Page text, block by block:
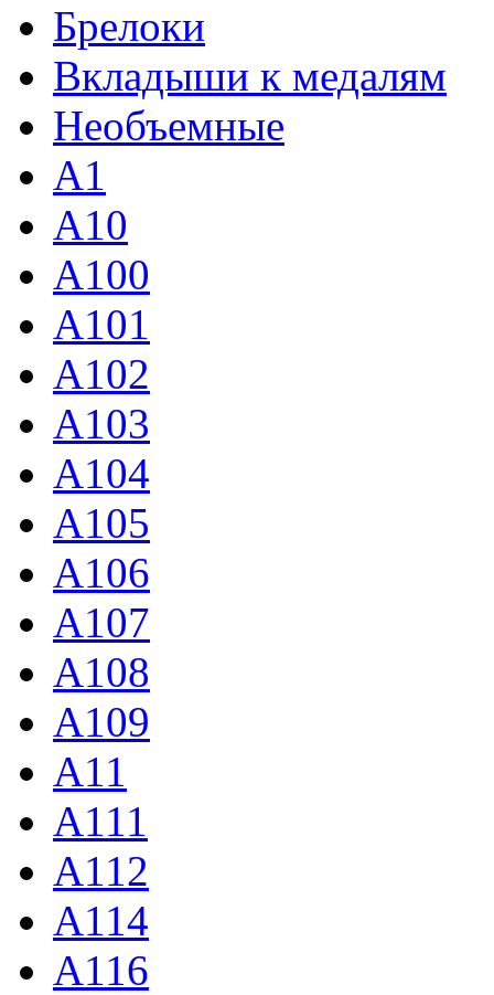
Брелоки
Вкладыши к медалям
Необъемные
A1
A10
A100
A101
A102
A103
A104
A105
A106
A107
A108
A109
A11
A111
A112
A114
A116